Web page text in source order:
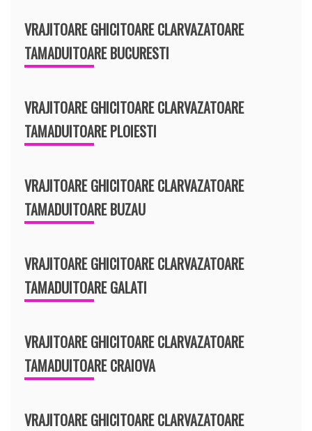
VRAJITOARE GHICITOARE CLARVAZATOARE
TAMADUITOARE BUCURESTI
VRAJITOARE GHICITOARE CLARVAZATOARE
TAMADUITOARE PLOIESTI
VRAJITOARE GHICITOARE CLARVAZATOARE
TAMADUITOARE BUZAU
VRAJITOARE GHICITOARE CLARVAZATOARE
TAMADUITOARE GALATI
VRAJITOARE GHICITOARE CLARVAZATOARE
TAMADUITOARE CRAIOVA
VRAJITOARE GHICITOARE CLARVAZATOARE